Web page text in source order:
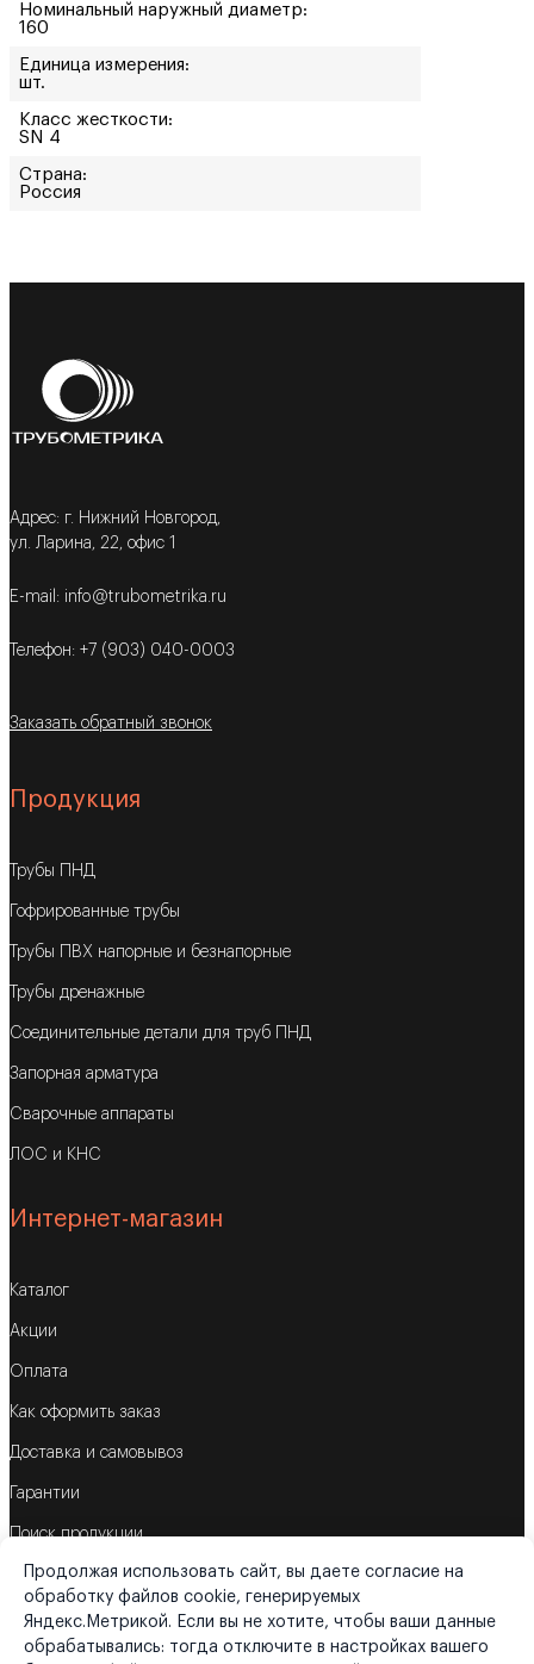
Номинальный наружный диаметр:
160
Единица измерения:
шт.
Класс жесткости:
SN 4
Страна:
Россия
Адрес: г. Нижний Новгород,
ул. Ларина, 22, офис 1
E-mail: info@trubometrika.ru
Телефон: +7 (903) 040-0003
Заказать обратный звонок
Продукция
Трубы ПНД
Гофрированные трубы
Трубы ПВХ напорные и безнапорные
Трубы дренажные
Соединительные детали для труб ПНД
Запорная арматура
Сварочные аппараты
ЛОС и КНС
Интернет-магазин
Каталог
Акции
Оплата
Как оформить заказ
Доставка и самовывоз
Гарантии
Поиск продукции
Корзина
Продолжая использовать сайт, вы даете согласие на
обработку файлов cookie, генерируемых
Яндекс.Метрикой. Если вы не хотите, чтобы ваши данные
обрабатывались: тогда отключите в настройках вашего